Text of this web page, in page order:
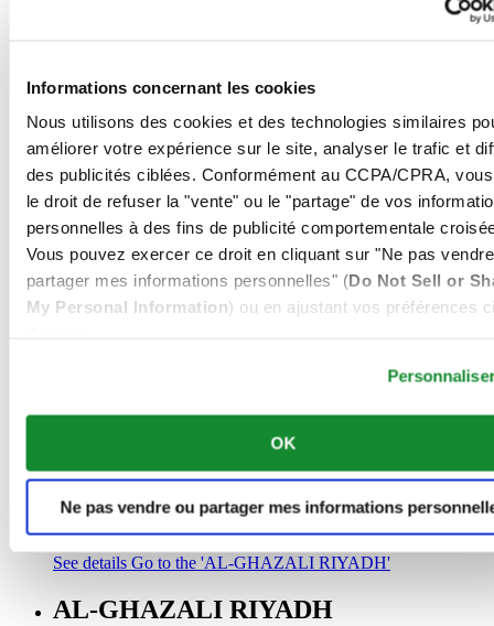
Informations concernant les cookies
Nous utilisons des cookies et des technologies similaires
améliorer votre expérience sur le site, analyser le trafic et
des publicités ciblées. Conformément au CCPA/CPRA,
le droit de refuser la "vente" ou le "partage" de vos
personnelles à des fins de publicité comportementale
Vous pouvez exercer ce droit en cliquant sur "Ne pas
partager mes informations personnelles" (Do Not Sell or
My Personal Information) ou en ajustant vos préférences
OK
Ne pas vendre ou partager mes informations
Batha
Riyadh
Arabie Saoudite
00966 1 4032968
Riyadh@al-ghazalisa.com
See details Go to the 'AL-GHAZALI RIYADH'
AL-GHAZALI RIYADH
Olaya
Riyadh
Arabie Saoudite
Go to the 'AL-GHAZALI RIYADH'
AL-GHAZALI RIYADH
Riyadh
Arabie Saoudite
See details Go to the 'AL-GHAZALI RIYADH'
AL-GHAZALI RIYADH